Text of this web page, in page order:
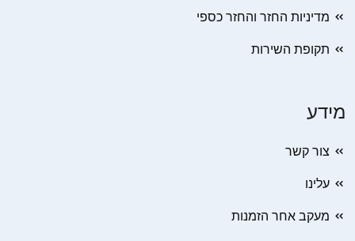
מדיניות החזר והחזר כספי
תקופת השירות
מידע
צור קשר
עלינו
מעקב אחר הזמנות